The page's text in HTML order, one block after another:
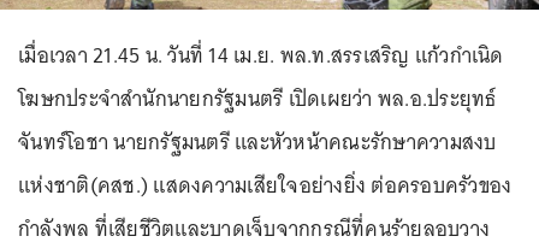
เมื่อเวลา 21.45 น. วันที่ 14 เม.ย. พล.ท.สรรเสริญ แก้วกำเนิด
โฆษกประจำสำนักนายกรัฐมนตรี เปิดเผยว่า พล.อ.ประยุทธ์
จันทร์โอชา นายกรัฐมนตรี และหัวหน้าคณะรักษาความสงบ
แห่งชาติ(คสช.) แสดงความเสียใจอย่างยิ่ง ต่อครอบครัวของ
กำลังพล ที่เสียชีวิตและบาดเจ็บจากกรณีที่คนร้ายลอบวาง